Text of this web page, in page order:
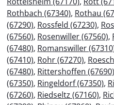
Rothbach (67340), Rothau
(67290), Rossfeld (67230),
(67560), Rosenwiller (67560),
(67480), Romanswiller
(67410), Rohr (67270),
(67480), Rittershoffen (67690)
(67350), Ringeldorf (67350),
(67260), Riedseltz (67160),